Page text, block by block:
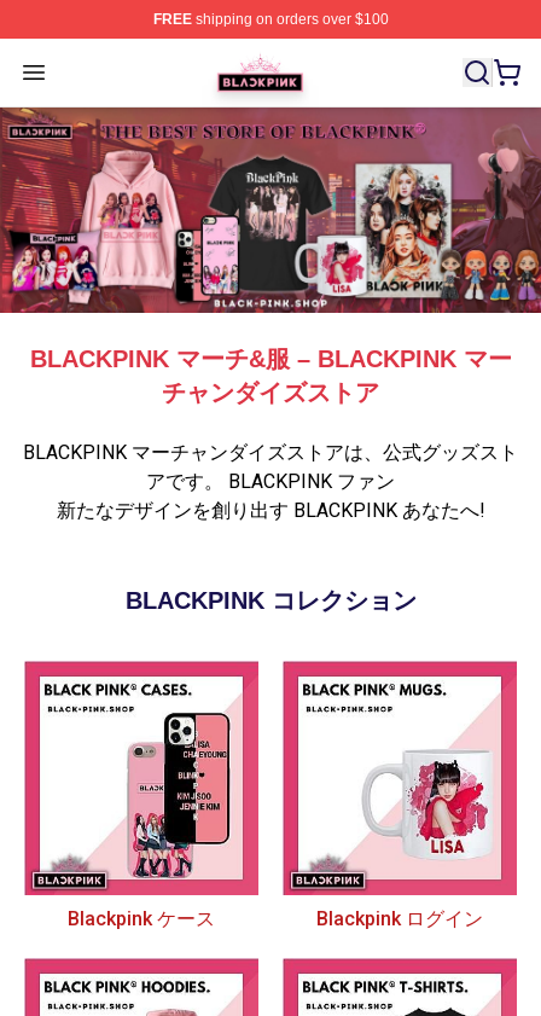
FREEshipping on orders over $100
Open menu
BLACKPINK Shop - Official BLACKPINK Merchandise
BLACKPINK マーチ&服 – BLACKPINK マー
チャンダイズストア
BLACKPINK マーチャンダイズストアは、公式グッズスト
アです。 BLACKPINK ファン
新たなデザインを創り出す BLACKPINK あなたへ!
BLACKPINK コレクション
Blackpink ケース Blackpink ログイン